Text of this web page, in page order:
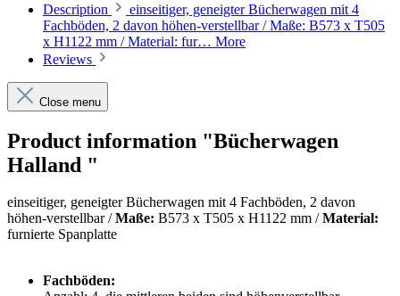
Description
einseitiger, geneigter Bücherwagen mit 4
Fachböden, 2 davon höhen-verstellbar / Maße: B573 x T505
x H1122 mm / Material: fur… More
Reviews
Close menu
Product information "Bücherwagen
Halland "
einseitiger, geneigter Bücherwagen mit 4 Fachböden, 2 davon
höhen-verstellbar /Maße: B573 x T505 x H1122 mm /Material:
furnierte Spanplatte
Fachböden: